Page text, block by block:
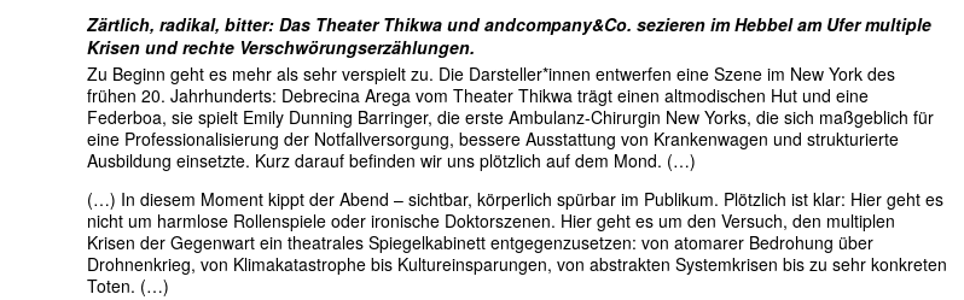
Zärtlich, radikal, bitter: Das Theater Thikwa und andcompany&Co. sezieren im Hebbel am Ufer multiple
Krisen und rechte Verschwörungserzählungen.
Zu Beginn geht es mehr als sehr verspielt zu. Die Dar­stel­le­r*in­nen entwerfen eine Szene im New York des
frühen 20. Jahrhunderts: Debrecina Arega vom Theater Thikwa trägt einen altmodischen Hut und eine
Federboa, sie spielt Emily Dunning Barringer, die erste Ambulanz-Chirurgin New Yorks, die sich maßgeblich für
eine Professionalisierung der Notfallversorgung, bessere Ausstattung von Krankenwagen und strukturierte
Ausbildung einsetzte. Kurz darauf befinden wir uns plötzlich auf dem Mond. (…)
(…) In diesem Moment kippt der Abend – sichtbar, körperlich spürbar im Publikum. Plötzlich ist klar: Hier geht es
nicht um harmlose Rollenspiele oder ironische Doktorszenen. Hier geht es um den Versuch, den multiplen
Krisen der Gegenwart ein theatrales Spiegelkabinett entgegenzusetzen: von atomarer Bedrohung über
Drohnenkrieg, von Klimakatastrophe bis Kultureinsparungen, von abstrakten Systemkrisen bis zu sehr konkreten
Toten. (…)